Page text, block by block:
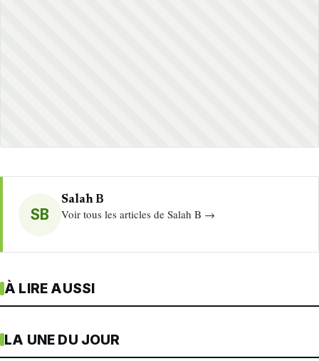
SB
Salah B
Voir tous les articles de Salah B →
À LIRE AUSSI
LA UNE DU JOUR